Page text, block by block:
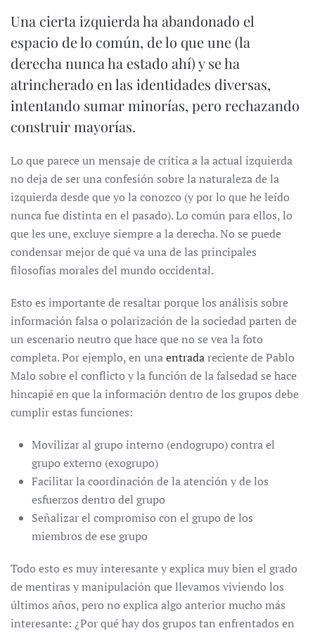
Una cierta izquierda ha abandonado el
espacio de lo común, de lo que une (la
derecha nunca ha estado ahí) y se ha
atrincherado en las identidades diversas,
intentando sumar minorías, pero rechazando
construir mayorías.
Lo que parece un mensaje de crítica a la actual izquierda
no deja de ser una confesión sobre la naturaleza de la
izquierda desde que yo la conozco (y por lo que he leído
nunca fue distinta en el pasado). Lo común para ellos, lo
que les une, excluye siempre a la derecha. No se puede
condensar mejor de qué va una de las principales
filosofías morales del mundo occidental.
Esto es importante de resaltar porque los análisis sobre
información falsa o polarización de la sociedad parten de
un escenario neutro que hace que no se vea la foto
completa. Por ejemplo, en unaentradareciente de Pablo
Malo sobre el conflicto y la función de la falsedad se hace
hincapié en que la información dentro de los grupos debe
cumplir estas funciones:
Movilizar al grupo interno (endogrupo) contra el
grupo externo (exogrupo)
Facilitar la coordinación de la atención y de los
esfuerzos dentro del grupo
Señalizar el compromiso con el grupo de los
miembros de ese grupo
Todo esto es muy interesante y explica muy bien el grado
de mentiras y manipulación que llevamos viviendo los
últimos años, pero no explica algo anterior mucho más
interesante: ¿Por qué hay dos grupos tan enfrentados en